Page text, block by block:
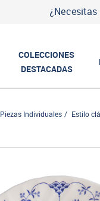
La
COLECCIONES
DESTACADAS
Piezas Individuales Estilo